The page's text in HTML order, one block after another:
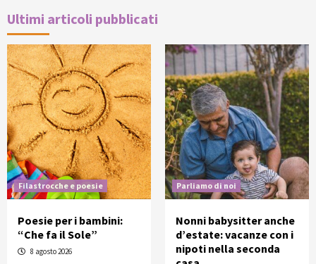
Ultimi articoli pubblicati
Filastrocche e poesie
Poesie per i bambini:
“Che fa il Sole”
8 agosto 2026
Parliamo di noi
Nonni babysitter anche
d’estate: vacanze con i
nipoti nella seconda